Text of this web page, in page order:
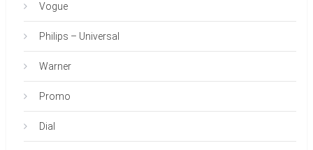
Vogue
Philips – Universal
Warner
Promo
Dial